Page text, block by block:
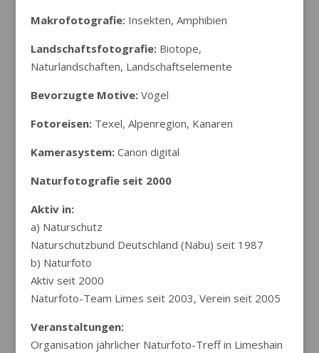
Makrofotografie:Insekten, Amphibien
Landschaftsfotografie:Biotope,
Naturlandschaften, Landschaftselemente
Bevorzugte Motive:Vögel
Fotoreisen:Texel, Alpenregion, Kanaren
Kamerasystem:Canon digital
Naturfotografie seit 2000
Aktiv in:
a) Naturschutz
Naturschutzbund Deutschland (Nabu) seit 1987
b) Naturfoto
Aktiv seit 2000
Naturfoto-Team Limes seit 2003, Verein seit 2005
Veranstaltungen:
Organisation jährlicher Naturfoto-Treff in Limeshain